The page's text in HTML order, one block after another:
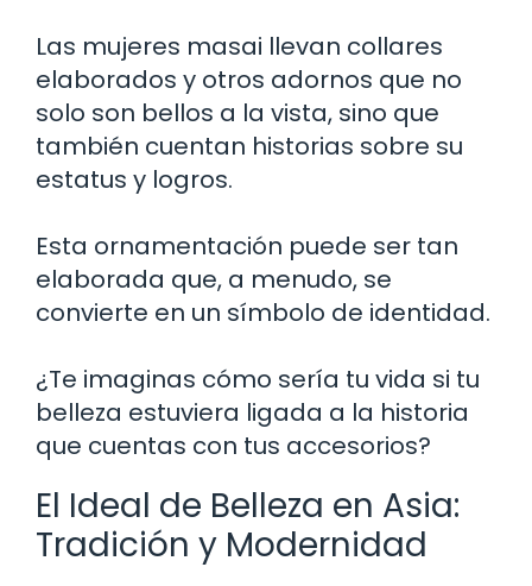
Las mujeres masai llevan collares
elaborados y otros adornos que no
solo son bellos a la vista, sino que
también cuentan historias sobre su
estatus y logros.
Esta ornamentación puede ser tan
elaborada que, a menudo, se
convierte en un símbolo de identidad.
¿Te imaginas cómo sería tu vida si tu
belleza estuviera ligada a la historia
que cuentas con tus accesorios?
El Ideal de Belleza en Asia:
Tradición y Modernidad